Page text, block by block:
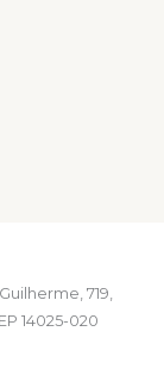
719,
14025-020